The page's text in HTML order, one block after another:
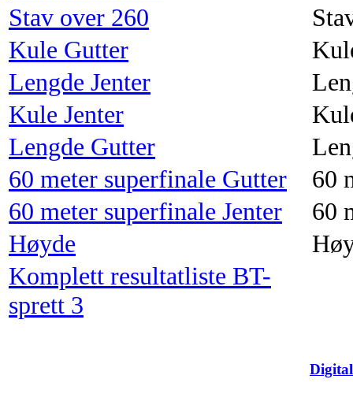
Stav over 260
Kule Gutter
Lengde Jenter
Kule Jenter
Lengde Gutter
60 meter superfinale Gutter
60
60 meter superfinale Jenter
60
Høyde
Komplett resultatliste BT-
sprett 3